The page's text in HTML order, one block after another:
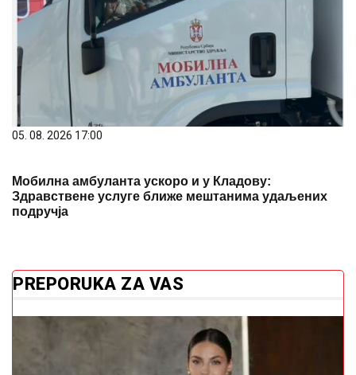
05. 08. 2026 17:00
Мобилна амбуланта ускоро и у Кладову:
Здравствене услуге ближе мештанима удаљених
подручја
PREPORUKA ZA VAS